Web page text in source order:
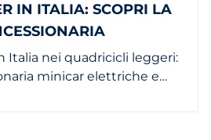
IN ITALIA: SCOPRI LA
Italia nei quadricicli leggeri:
minicar elettriche e